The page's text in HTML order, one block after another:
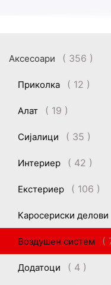
Аксесоари ( 356 )
Приколка ( 12 )
Алат ( 19 )
Сијалици ( 35 )
Интериер ( 42 )
Екстериер ( 106 )
Каросериски делови
Воздушен систем (
Додатоци ( 4 )